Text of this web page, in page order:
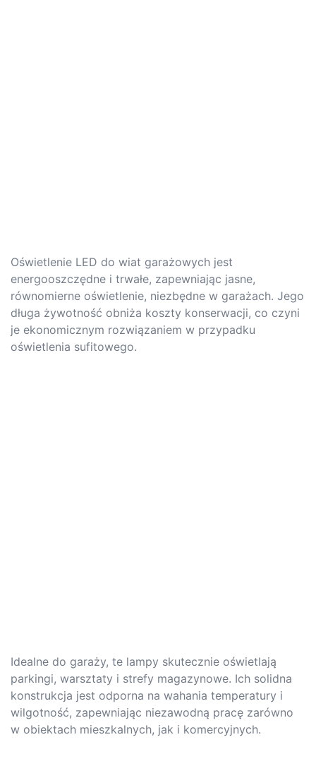
Oświetlenie LED do wiat garażowych jest
energooszczędne i trwałe, zapewniając jasne,
równomierne oświetlenie, niezbędne w garażach. Jego
długa żywotność obniża koszty konserwacji, co czyni
je ekonomicznym rozwiązaniem w przypadku
oświetlenia sufitowego.
Idealne do garaży, te lampy skutecznie oświetlają
parkingi, warsztaty i strefy magazynowe. Ich solidna
konstrukcja jest odporna na wahania temperatury i
wilgotność, zapewniając niezawodną pracę zarówno
w obiektach mieszkalnych, jak i komercyjnych.